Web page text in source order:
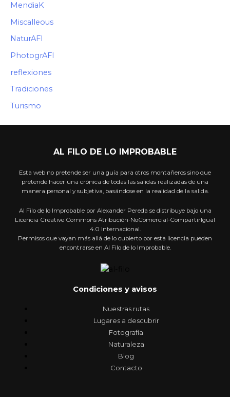
MendiaK
Miscalleous
NaturAFI
PhotogrAFI
reflexiones
Tradiciones
Turismo
AL FILO DE LO IMPROBABLE
Esta web no pretende ser una guía para otros montañeros sino que
pretende hacer una crónica de todas las salidas realizadas de una
manera personal y subjetiva, basándose en la realidad de la salida.
Al Filo de lo Improbable por Alexander Pereda se distribuye bajo una
Licencia Creative Commons Atribución-NoComercial-CompartirIgual
4.0 Internacional.
Permisos que vayan más allá de lo cubierto por esta licencia pueden
encontrarse en Al Filo de lo Improbable.
Condiciones y avisos
Nuestras rutas
Lugares a descubrir
Fotografía
Naturaleza
Blog
Contacto